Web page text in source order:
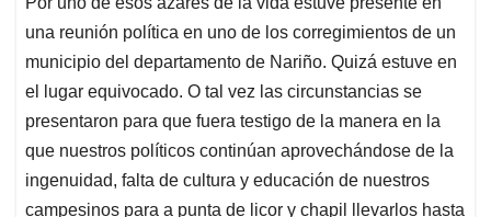
s
A
p
p
b
o
o
k
e
d
I
n
l
a
d
s
una reunión política en uno de los corregimientos de un
municipio del departamento de Nariño. Quizá estuve en
el lugar equivocado. O tal vez las circunstancias se
presentaron para que fuera testigo de la manera en la
que nuestros políticos continúan aprovechándose de la
ingenuidad, falta de cultura y educación de nuestros
campesinos para a punta de licor y chapil llevarlos hasta